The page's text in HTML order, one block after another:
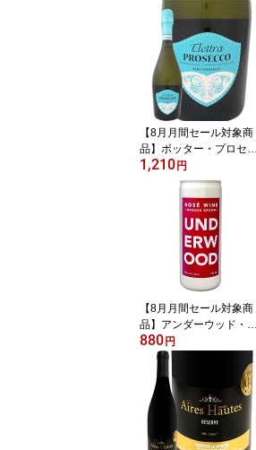
【8月月間セール対象商
品】ボッター・プロセッ
コ・スプマンテ“エレット
ラ” イタリア 白スパーク
リングワイン 750ml 辛口
スプマンテ プロセッコ p
rosecco ヴェネト グレラ
100% グレラ種 11% シ
ャルマ方式 タンク発酵
きめ細かい泡 フルーティ
ー 柑橘系 桃 花の香り
1,210円
【8月月間セール対象商
品】アンダーウッド・オ
レゴン・ロゼ(250ml缶入
り) アメリカ ロゼワイン
250ml Underwood Oreg
on 缶ワイン アルミ缶 ミ
ニ 一人飲み 旅行用 ピノ
グリ ミュスカ ピノ・ノ
ワール リースリング シ
880円